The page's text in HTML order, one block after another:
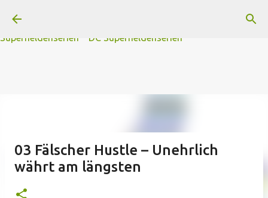
N
Superheldenserien
DC Superheldenserien
03 Fälscher Hustle – Unehrlich
währt am längsten